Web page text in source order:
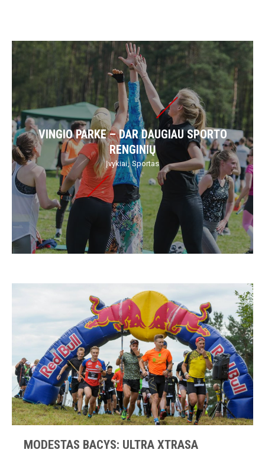
VINGIO PARKE – DAR DAUGIAU SPORTO
RENGINIŲ
Įvykiai Sportas
MODESTAS BACYS: ULTRA XTRASA